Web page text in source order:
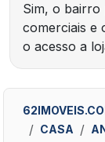
Sim, o bairro
comerciais e
o acesso a
CASA